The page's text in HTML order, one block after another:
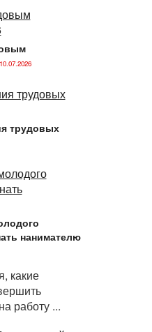
10.07.2026
трудовых
нанимателю
какие
работу ...